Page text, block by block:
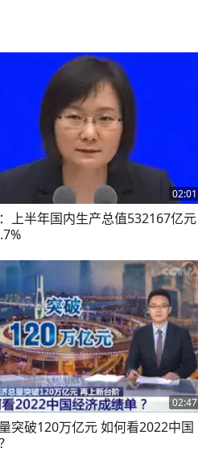
02:01
上半年国内生产总值532167亿元
02:47
万亿元 如何看2022中国